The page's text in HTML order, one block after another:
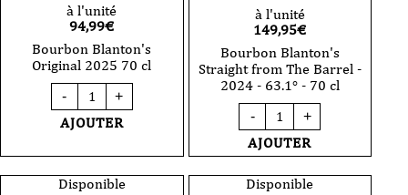
à l'unité
94,99€
Bourbon Blanton's
Original 2025 70 cl
-
quantité
de
Bourbon
Blanton's
2025
70
cl
+
AJOUTER
à l'unité
149,95€
Bourbon Blanton's
Straight from The Barrel -
2024 - 63.1° - 70 cl
-
quantité
de
Bourbon
Blanton's
from
+
AJOUTER
Disponible Disponible